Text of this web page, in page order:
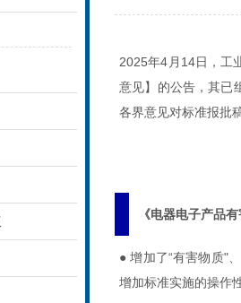
2025年4月14日，工
意见】的公告，其已
各界意见对标准报批
《电器电子产品
●增加了“有害物质"
增加标准实施的操作